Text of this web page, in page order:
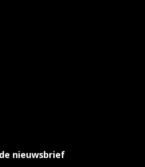
nieuwsbrief